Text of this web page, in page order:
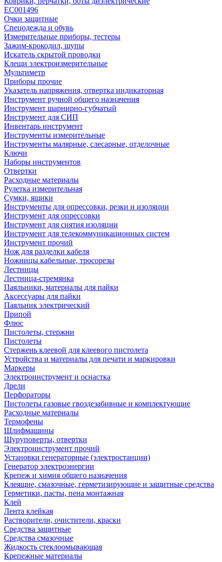
EC001496
Очки защитные
Спецодежда и обувь
Измерительные приборы, тестеры
Зажим-крокодил, щупы
Искатель скрытой проводки
Клещи электроизмерительные
Мультиметр
Приборы прочие
Указатель напряжения, отвертка индикаторная
Инструмент ручной общего назначения
Инструмент шарнирно-губчатый
Инструмент для СИП
Инвентарь инструмент
Инструменты измерительные
Инструменты малярные, слесарные, отделочные
Ключи
Наборы инструментов
Отвертки
Расходные материалы
Рулетка измерительная
Сумки, ящики
Инструменты для опрессовки, резки и изоляции
Инструмент для опрессовки
Инструмент для снятия изоляции
Инструмент для телекоммуникационных систем
Инструмент прочий
Нож для разделки кабеля
Ножницы кабельные, тросорезы
Лестницы
Лестница-стремянка
Паяльники, материалы для пайки
Аксессуары для пайки
Паяльник электрический
Припой
Флюс
Пистолеты, стержни
Пистолеты
Стержень клеевой для клеевого пистолета
Устройства и материалы для печати и маркировки
Маркеры
Электроинструмент и оснастка
Дрели
Перфораторы
Пистолеты газовые гвоздезабивные и комплектующие
Расходные материалы
Термофены
Шлифмашины
Шуруповерты, отвертки
Электроинструмент прочий
Установки генераторные (электростанции)
Генератор электроэнергии
Крепеж и химия общего назначения
Клеящие, смазочные, герметизирующие и защитные средства
Герметики, пасты, пена монтажная
Клей
Лента клейкая
Растворители, очистители, краски
Средства защитные
Средства смазочные
Жидкость стеклоомывающая
Крепежные материалы